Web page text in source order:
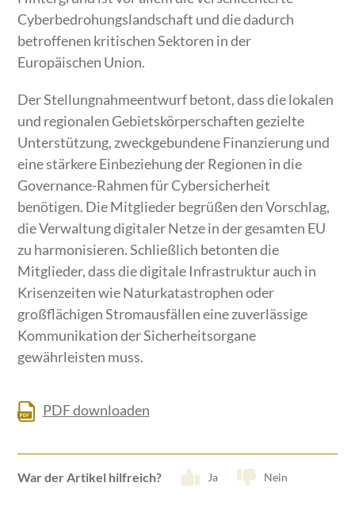
Cyberbedrohungslandschaft und die dadurch
betroffenen kritischen Sektoren in der
Europäischen Union.
Der Stellungnahmeentwurf betont, dass die lokalen
und regionalen Gebietskörperschaften gezielte
Unterstützung, zweckgebundene Finanzierung und
eine stärkere Einbeziehung der Regionen in die
Governance-Rahmen für Cybersicherheit
benötigen. Die Mitglieder begrüßen den Vorschlag,
die Verwaltung digitaler Netze in der gesamten EU
zu harmonisieren. Schließlich betonten die
Mitglieder, dass die digitale Infrastruktur auch in
Krisenzeiten wie Naturkatastrophen oder
großflächigen Stromausfällen eine zuverlässige
Kommunikation der Sicherheitsorgane
gewährleisten muss.
PDF downloaden
War der Artikel hilfreich? Ja Nein